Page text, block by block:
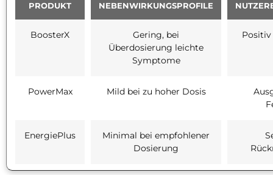
PRODUKT NEBENWIRKUNGSPROFILE
BoosterX
Gering, bei
Überdosierung leichte
Symptome
PowerMax Mild bei zu hoher Dosis
EnergiePlus
Minimal bei empfohlener
Dosierung